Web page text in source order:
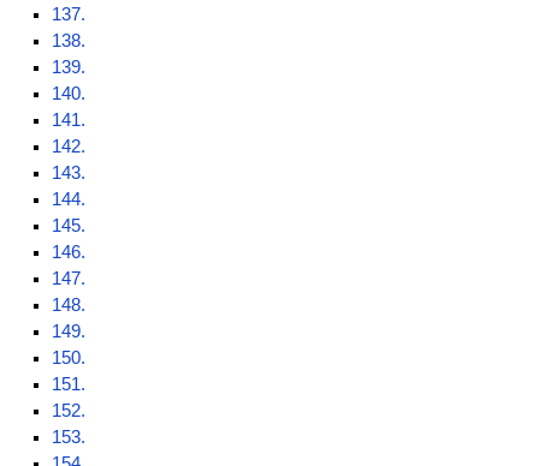
137.
138.
139.
140.
141.
142.
143.
144.
145.
146.
147.
148.
149.
150.
151.
152.
153.